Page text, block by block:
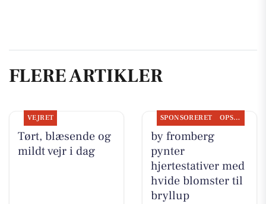
FLERE ARTIKLER
VEJRET
Tørt, blæsende og
mildt vejr i dag
SPONSORERET OPSLAGSTAVLEN
by fromberg
pynter
hjertestativer med
hvide blomster til
bryllup